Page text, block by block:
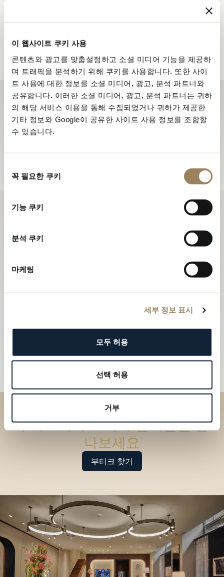
이 웹사이트 쿠키 사용
콘텐츠와 광고를 맞춤설정하고 소셜 미디어 기능을 제공하
며 트래픽을 분석하기 위해 쿠키를 사용합니다. 또한 사이
트 사용에 대한 정보를 소셜 미디어, 광고, 분석 파트너와
공유합니다. 이러한 소셜 미디어, 광고, 분석 파트너는 귀하
의 해당 서비스 이용을 통해 수집되었거나 귀하가 제공한
기타 정보와 Google이 공유한 사이트 사용 정보를 조합할
수 있습니다.
꼭 필요한 쿠키
기능 쿠키
분석 쿠키
마케팅
세부 정보 표시
모두 허용
선택 허용
거부
03 04 05
뉴스레터 구독하기
뉴스레터를 통해 브레게 하우스의 최신 소식과 신제품 정
뉴스레터 구독하기
부티크에서 브레게 컬렉션을 만
나보세요
부티크 찾기